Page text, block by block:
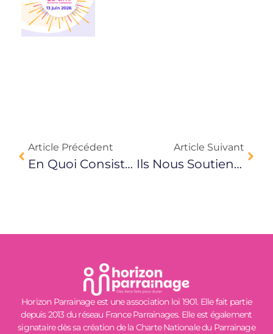
Article Précédent
En Quoi Consiste Le Parrainage De Proximité ? Émission De Radio
Article Suivant
Ils Nous Soutiennent : Marianne Maillot, Directrice De Vision Philanthropie
Horizon Parrainage est une association loi 1901. Elle fait partie
depuis 2013 du réseau France Parrainages. Elle est également
signataire dès sa création de la Charte Nationale du Parrainage